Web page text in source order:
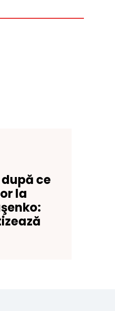
ce
la